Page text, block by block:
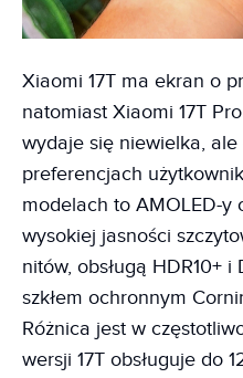
Xiaomi 17T ma ekran o
natomiast Xiaomi 17T
wydaje się niewielka,
preferencjach
modelach to AMOLED-y
wysokiej jasności
nitów, obsługą HDR10+
szkłem ochronnym
Różnica jest w
wersji 17T obsługuje do